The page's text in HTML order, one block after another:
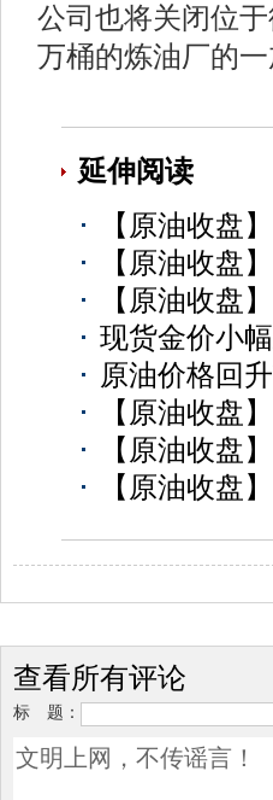
公司也将关闭位
万桶的炼油厂的一
延伸阅读
【原油收盘
【原油收盘
【原油收盘
现货金价小
原油价格回
【原油收盘
【原油收盘
【原油收盘
查看所有评论
标 题：